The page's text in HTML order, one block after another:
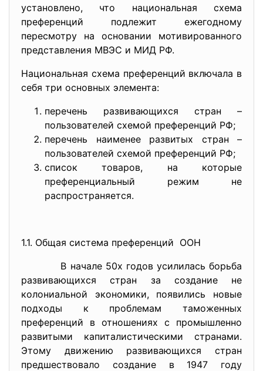
установлено, что национальная схема
преференций подлежит ежегодному
пересмотру на основании мотивированного
представления МВЭС и МИД РФ.
Национальная схема преференций включала в
себя три основных элемента:
перечень развивающихся стран –
пользователей схемой преференций РФ;
перечень наименее развитых стран –
пользователей схемой преференций РФ;
список товаров, на которые
преференциальный режим не
распространяется.
1.1. Общая система преференций ООН
В начале 50х годов усилилась борьба
развивающихся стран за создание не
колониальной экономики, появились новые
подходы к проблемам таможенных
преференций в отношениях с промышленно
развитыми капиталистическими странами.
Этому движению развивающихся стран
предшествовало создание в 1947 году